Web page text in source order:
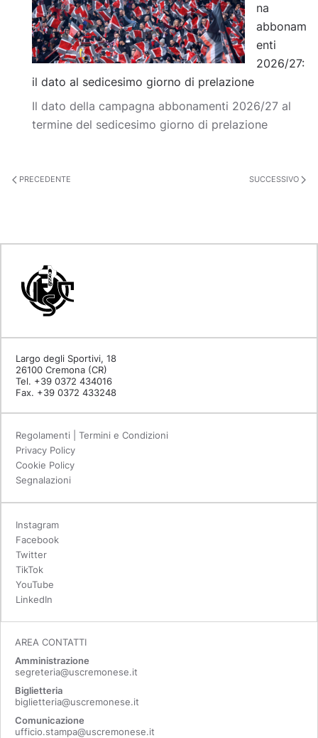
na
abbonam
enti
2026/27:
il dato al sedicesimo giorno di prelazione
Il dato della campagna abbonamenti 2026/27 al
termine del sedicesimo giorno di prelazione
PRECEDENTE SUCCESSIVO
Largo degli Sportivi, 18
26100 Cremona (CR)
Tel. +39 0372 434016
Fax. +39 0372 433248
Regolamenti | Termini e Condizioni
Privacy Policy
Cookie Policy
Segnalazioni
Instagram
Facebook
Twitter
TikTok
YouTube
LinkedIn
AREA CONTATTI
Amministrazione
segreteria@uscremonese.it
Biglietteria
biglietteria@uscremonese.it
Comunicazione
ufficio.stampa@uscremonese.it